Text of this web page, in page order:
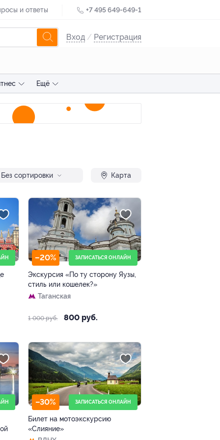
и ответы +7 495 649-649-1
Вход / Регистрация
Ещё
Без сортировки Карта
–20% ЗАПИСАТЬСЯ ОНЛАЙН
Экскурсия «По ту сторону Яузы,
стиль или кошелек?»
Таганская
1 000 руб. 800 руб.
–30% ЗАПИСАТЬСЯ ОНЛАЙН
Билет на мотоэкскурсию
«Слияние»